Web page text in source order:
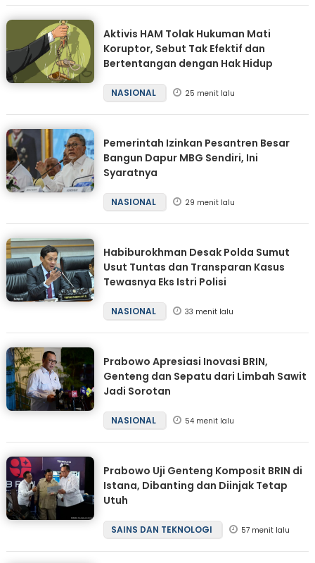
Aktivis HAM Tolak Hukuman Mati
Koruptor, Sebut Tak Efektif dan
Bertentangan dengan Hak Hidup
NASIONAL 25 menit lalu
Pemerintah Izinkan Pesantren Besar
Bangun Dapur MBG Sendiri, Ini
Syaratnya
NASIONAL 29 menit lalu
Habiburokhman Desak Polda Sumut
Usut Tuntas dan Transparan Kasus
Tewasnya Eks Istri Polisi
NASIONAL 33 menit lalu
Prabowo Apresiasi Inovasi BRIN,
Genteng dan Sepatu dari Limbah Sawit
Jadi Sorotan
NASIONAL 54 menit lalu
Prabowo Uji Genteng Komposit BRIN di
Istana, Dibanting dan Diinjak Tetap
Utuh
SAINS DAN TEKNOLOGI 57 menit lalu